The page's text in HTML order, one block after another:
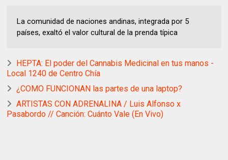
La comunidad de naciones andinas, integrada por 5
países, exaltó el valor cultural de la prenda típica
HEPTA: El poder del Cannabis Medicinal en tus manos -
Local 1240 de Centro Chía
¿COMO FUNCIONAN las partes de una laptop?
ARTISTAS CON ADRENALINA / Luis Alfonso x
Pasabordo // Canción: Cuánto Vale (En Vivo)